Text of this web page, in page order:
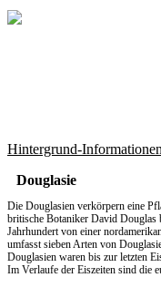
Hintergrund-Informationen
Douglasie
Die Douglasien verkörpern eine
britische Botaniker David Douglas
Jahrhundert von einer
umfasst sieben Arten von
Douglasien waren bis zur letzten
Im Verlaufe der Eiszeiten sind die